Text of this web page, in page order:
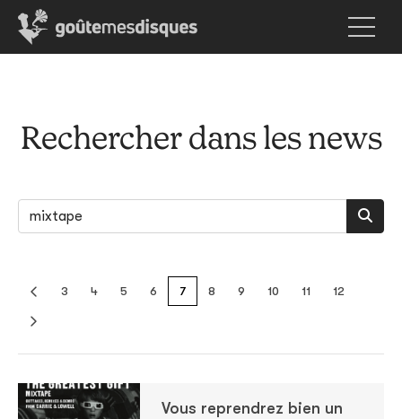
Rechercher dans les news
3 4 5 6 7 8 9 10 11 12
Vous reprendrez bien un